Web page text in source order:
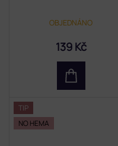
OBJEDNÁNO
139 Kč
TIP
NO HEMA